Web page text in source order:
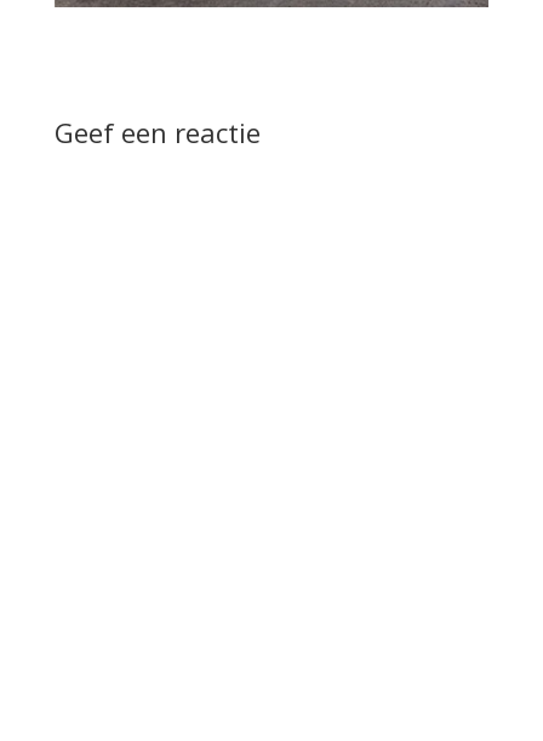
Geef een reactie